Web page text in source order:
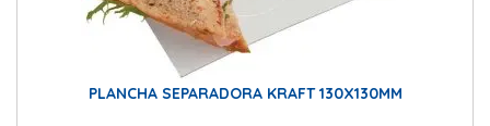
PLANCHA SEPARADORA KRAFT 130X130MM